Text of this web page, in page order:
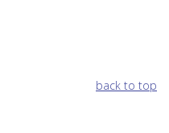
back to top